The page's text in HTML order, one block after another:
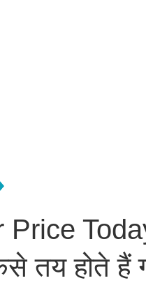
तय होते हैं